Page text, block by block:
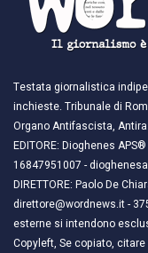
Testata giornalistica
inchieste. Tribunale di
Organo Antifascista,
EDITORE: Dioghenes
16847951007 -
DIRETTORE: Paolo De
direttore@wordnews.it -
esterne si intendono
Copyleft, Se copiato,